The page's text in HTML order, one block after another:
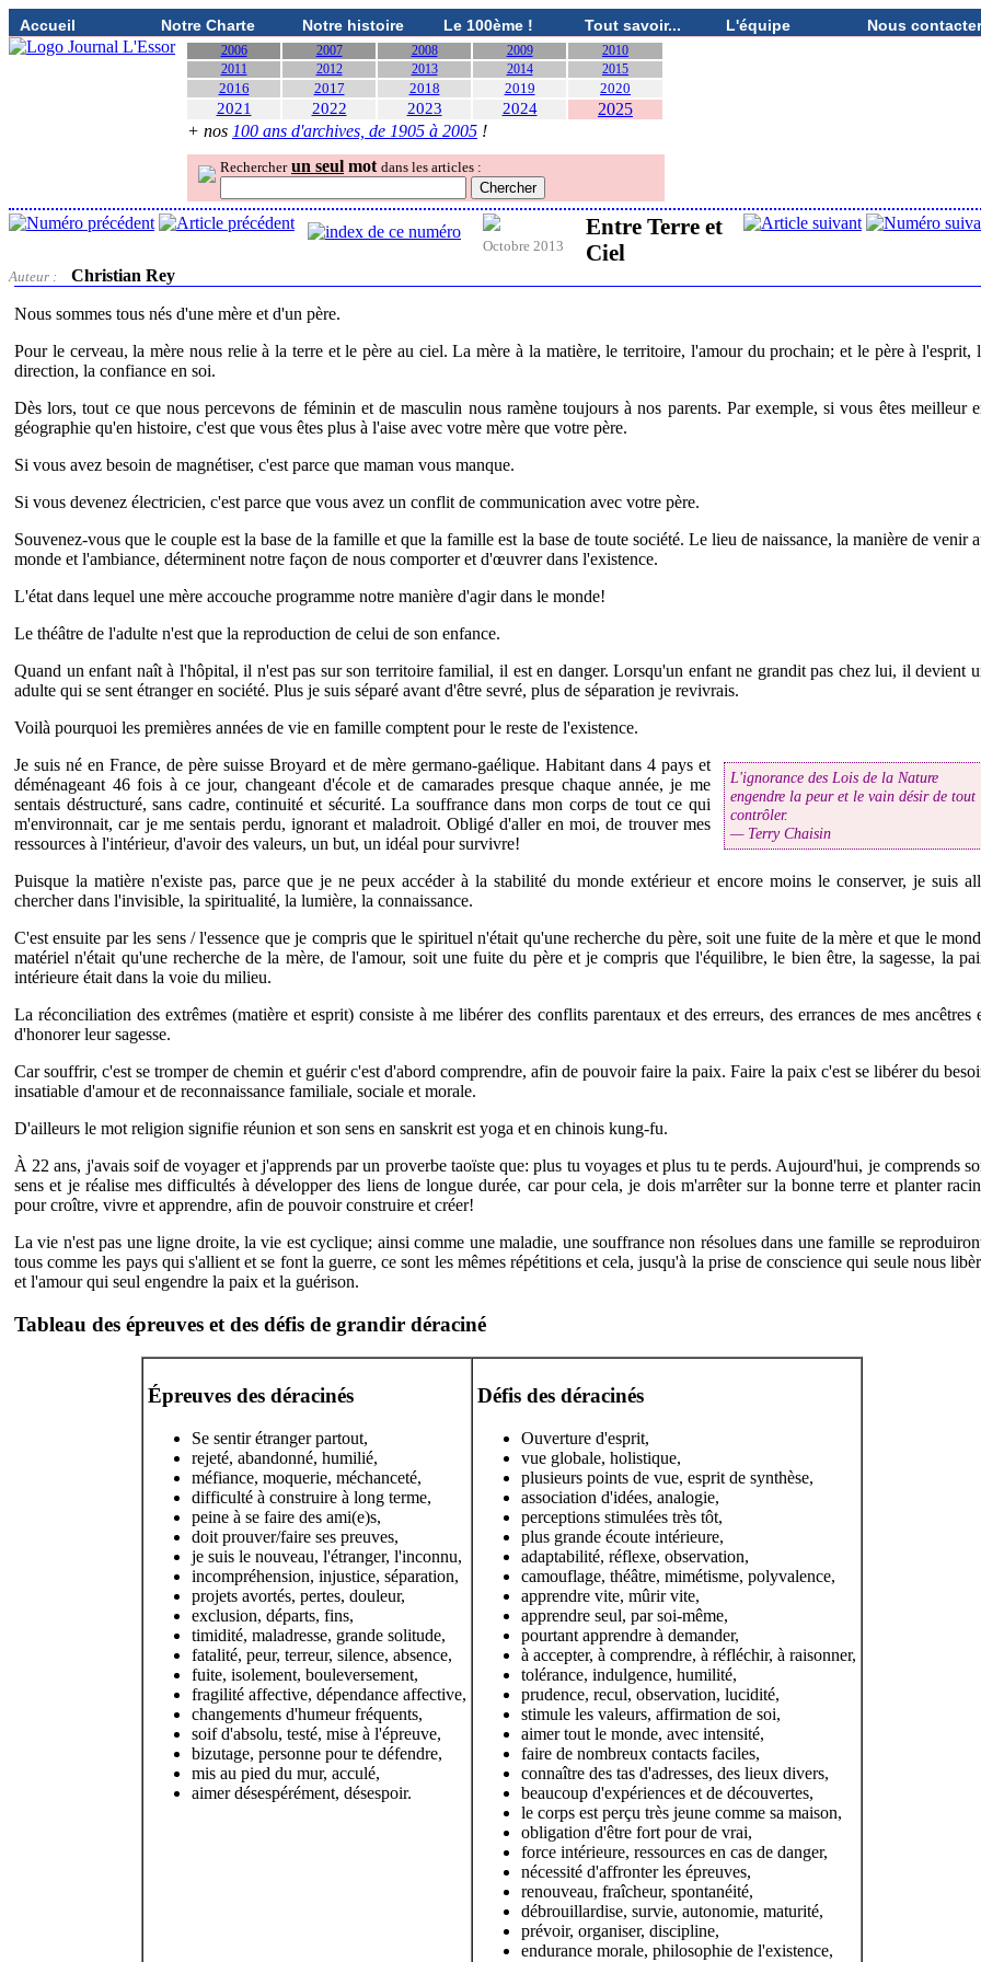
Accueil Notre Charte Notre histoire Le 100ème ! Tout savoir... L'équipe Nous contacter
2006 2007 2008 2009
2010
2011
2012 2013 2014 2015
2016 2017 2018 2019 2020
2021 2022 2023 2024
2025
+ nos 100 ans d'archives, de 1905 à 2005 !
Rechercher un seul mot dans les articles :
Octobre 2013
Entre Terre et
Ciel
Auteur : Christian Rey
Nous sommes tous nés d'une mère et d'un père.
Pour le cerveau, la mère nous relie à la terre et le père au ciel. La mère à la matière, le territoire, l'amour du prochain; et le père à l'esprit,
direction, la confiance en soi.
Dès lors, tout ce que nous percevons de féminin et de masculin nous ramène toujours à nos parents. Par exemple, si vous êtes meilleur
géographie qu'en histoire, c'est que vous êtes plus à l'aise avec votre mère que votre père.
Si vous avez besoin de magnétiser, c'est parce que maman vous manque.
Si vous devenez électricien, c'est parce que vous avez un conflit de communication avec votre père.
Souvenez-vous que le couple est la base de la famille et que la famille est la base de toute société. Le lieu de naissance, la manière de venir
monde et l'ambiance, déterminent notre façon de nous comporter et d'œuvrer dans l'existence.
L'état dans lequel une mère accouche programme notre manière d'agir dans le monde!
Le théâtre de l'adulte n'est que la reproduction de celui de son enfance.
Quand un enfant naît à l'hôpital, il n'est pas sur son territoire familial, il est en danger. Lorsqu'un enfant ne grandit pas chez lui, il devient
adulte qui se sent étranger en société. Plus je suis séparé avant d'être sevré, plus de séparation je revivrais.
Voilà pourquoi les premières années de vie en famille comptent pour le reste de l'existence.
L'ignorance des Lois de la Nature
engendre la peur et le vain désir de tout
contrôler.
— Terry Chaisin
Je suis né en France, de père suisse Broyard et de mère germano-gaélique. Habitant dans 4 pays et
déménageant 46 fois à ce jour, changeant d'école et de camarades presque chaque année, je me
sentais déstructuré, sans cadre, continuité et sécurité. La souffrance dans mon corps de tout ce qui
m'environnait, car je me sentais perdu, ignorant et maladroit. Obligé d'aller en moi, de trouver mes
ressources à l'intérieur, d'avoir des valeurs, un but, un idéal pour survivre!
Puisque la matière n'existe pas, parce que je ne peux accéder à la stabilité du monde extérieur et encore moins le conserver, je suis
chercher dans l'invisible, la spiritualité, la lumière, la connaissance.
C'est ensuite par les sens / l'essence que je compris que le spirituel n'était qu'une recherche du père, soit une fuite de la mère et que le
matériel n'était qu'une recherche de la mère, de l'amour, soit une fuite du père et je compris que l'équilibre, le bien être, la sagesse, la
intérieure était dans la voie du milieu.
La réconciliation des extrêmes (matière et esprit) consiste à me libérer des conflits parentaux et des erreurs, des errances de mes ancêtres
d'honorer leur sagesse.
Car souffrir, c'est se tromper de chemin et guérir c'est d'abord comprendre, afin de pouvoir faire la paix. Faire la paix c'est se libérer du
insatiable d'amour et de reconnaissance familiale, sociale et morale.
D'ailleurs le mot religion signifie réunion et son sens en sanskrit est yoga et en chinois kung-fu.
À 22 ans, j'avais soif de voyager et j'apprends par un proverbe taoïste que: plus tu voyages et plus tu te perds. Aujourd'hui, je comprends
sens et je réalise mes difficultés à développer des liens de longue durée, car pour cela, je dois m'arrêter sur la bonne terre et planter
pour croître, vivre et apprendre, afin de pouvoir construire et créer!
La vie n'est pas une ligne droite, la vie est cyclique; ainsi comme une maladie, une souffrance non résolues dans une famille se
tous comme les pays qui s'allient et se font la guerre, ce sont les mêmes répétitions et cela, jusqu'à la prise de conscience qui seule nous
et l'amour qui seul engendre la paix et la guérison.
Tableau des épreuves et des défis de grandir déraciné
Épreuves des déracinés
Se sentir étranger partout,
rejeté, abandonné, humilié,
méfiance, moquerie, méchanceté,
difficulté à construire à long terme,
peine à se faire des ami(e)s,
doit prouver/faire ses preuves,
je suis le nouveau, l'étranger, l'inconnu,
incompréhension, injustice, séparation,
projets avortés, pertes, douleur,
exclusion, départs, fins,
timidité, maladresse, grande solitude,
fatalité, peur, terreur, silence, absence,
fuite, isolement, bouleversement,
fragilité affective, dépendance affective,
changements d'humeur fréquents,
soif d'absolu, testé, mise à l'épreuve,
bizutage, personne pour te défendre,
mis au pied du mur, acculé,
aimer désespérément, désespoir.
Défis des déracinés
Ouverture d'esprit,
vue globale, holistique,
plusieurs points de vue, esprit de synthèse,
association d'idées, analogie,
perceptions stimulées très tôt,
plus grande écoute intérieure,
adaptabilité, réflexe, observation,
camouflage, théâtre, mimétisme, polyvalence,
apprendre vite, mûrir vite,
apprendre seul, par soi-même,
pourtant apprendre à demander,
à accepter, à comprendre, à réfléchir, à raisonner,
tolérance, indulgence, humilité,
prudence, recul, observation, lucidité,
stimule les valeurs, affirmation de soi,
aimer tout le monde, avec intensité,
faire de nombreux contacts faciles,
connaître des tas d'adresses, des lieux divers,
beaucoup d'expériences et de découvertes,
le corps est perçu très jeune comme sa maison,
obligation d'être fort pour de vrai,
force intérieure, ressources en cas de danger,
nécessité d'affronter les épreuves,
renouveau, fraîcheur, spontanéité,
débrouillardise, survie, autonomie, maturité,
prévoir, organiser, discipline,
endurance morale, philosophie de l'existence,